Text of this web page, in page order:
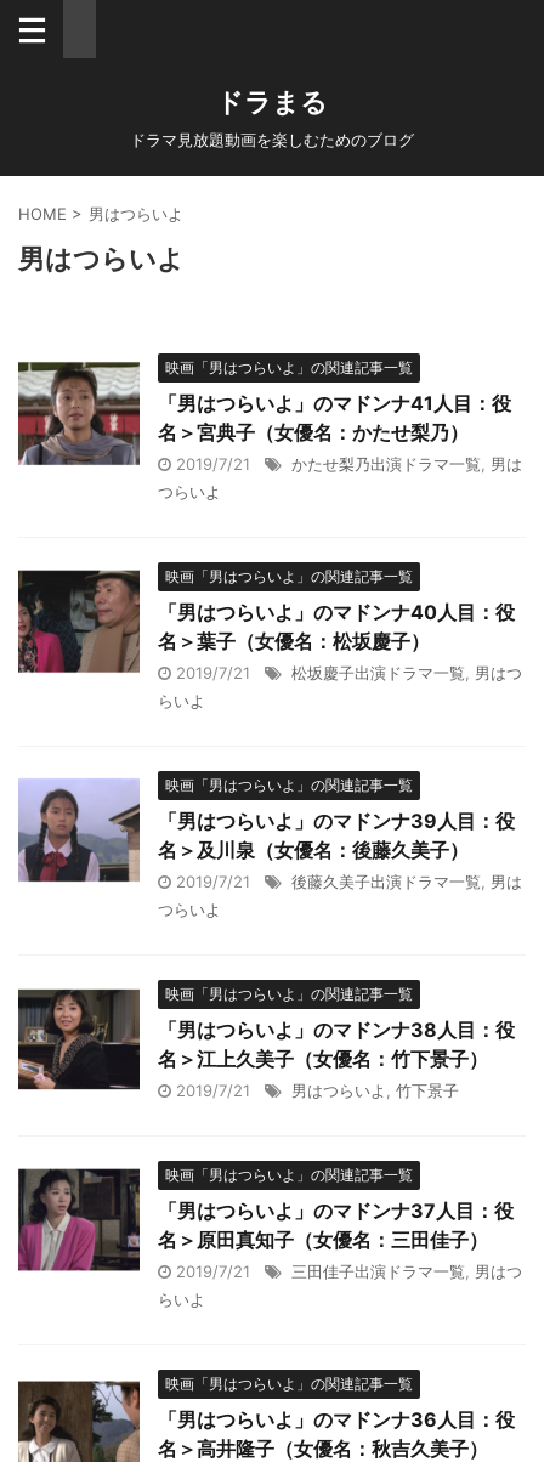
ドラまる
ドラマ見放題動画を楽しむためのブログ
HOME > 男はつらいよ
男はつらいよ
映画「男はつらいよ」の関連記事一覧
「男はつらいよ」のマドンナ41人目：役
名＞宮典子（女優名：かたせ梨乃）
2019/7/21 かたせ梨乃出演ドラマ一覧
男は
つらいよ
映画「男はつらいよ」の関連記事一覧
「男はつらいよ」のマドンナ40人目：役
名＞葉子（女優名：松坂慶子）
2019/7/21 松坂慶子出演ドラマ一覧
男はつ
らいよ
映画「男はつらいよ」の関連記事一覧
「男はつらいよ」のマドンナ39人目：役
名＞及川泉（女優名：後藤久美子）
2019/7/21 後藤久美子出演ドラマ一覧
男は
つらいよ
映画「男はつらいよ」の関連記事一覧
「男はつらいよ」のマドンナ38人目：役
名＞江上久美子（女優名：竹下景子）
2019/7/21 男はつらいよ 竹下景子
映画「男はつらいよ」の関連記事一覧
「男はつらいよ」のマドンナ37人目：役
名＞原田真知子（女優名：三田佳子）
2019/7/21 三田佳子出演ドラマ一覧
男はつ
らいよ
映画「男はつらいよ」の関連記事一覧
「男はつらいよ」のマドンナ36人目：役
名＞高井隆子（女優名：秋吉久美子）